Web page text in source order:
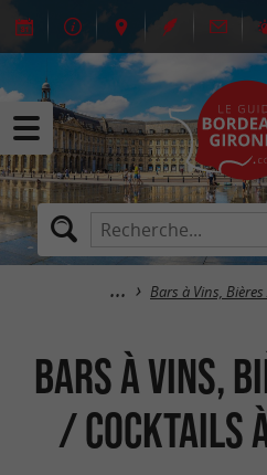
Bars à Vins,
Bars à Vins,
/ Cocktails